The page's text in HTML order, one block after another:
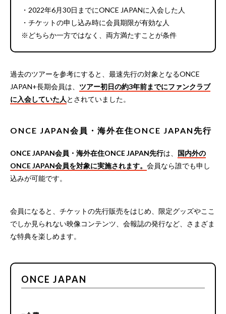
・2022年6月30日までにONCE JAPANに入会した人
・チケットの申し込み時に会員期限が有効な人
※どちらか一方ではなく、両方満たすことが条件
過去のツアーを参考にすると、最速先行の対象となるONCE
JAPAN+長期会員は、 ツアー初日の約3年前までにファンクラブ
に入会していた人 とされていました。
ONCE JAPAN会員・海外在住ONCE JAPAN先行
ONCE JAPAN会員・海外在住ONCE JAPAN先行は、 国内外の
ONCE JAPAN会員を対象に実施されます。 会員なら誰でも申し
込みが可能です。
会員になると、チケットの先行販売をはじめ、限定グッズやここ
でしか見られない映像コンテンツ、会報誌の発行など、さまざま
な特典を楽しめます。
ONCE JAPAN